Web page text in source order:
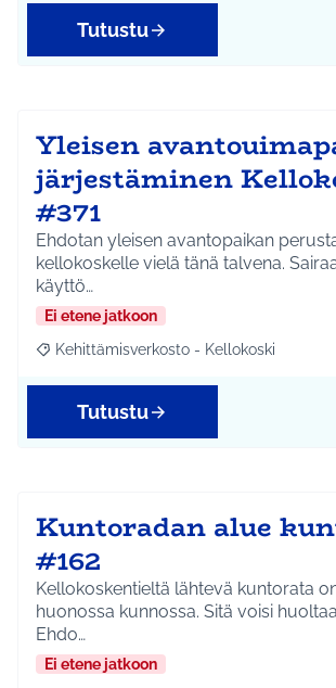
Tutustu
Yleisen
järjestäminen
#371
Ehdotan yleisen avantopaikan
kellokoskelle vielä tänä talvena.
käyttö…
Ei etene jatkoon
Rajaa tulokset aihepiirin mukaan:
Kehittämisverkosto - Kellokoski
Tutustu
Kuntoradan alue
#162
Kellokoskentieltä lähtevä kuntorata
huonossa kunnossa. Sitä voisi
Ehdo…
Ei etene jatkoon